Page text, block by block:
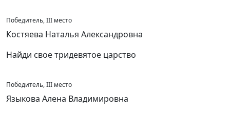
Победитель, III место
Костяева Наталья Александровна
Найди свое тридевятое царство
Победитель, III место
Языкова Алена Владимировна